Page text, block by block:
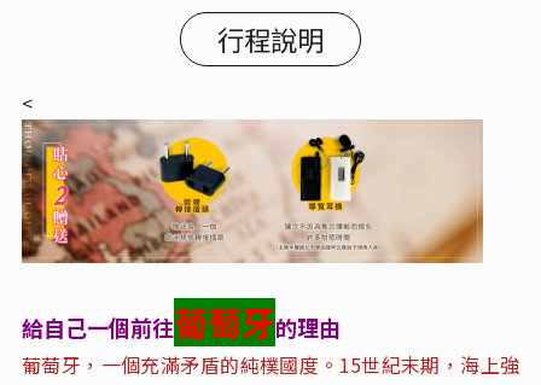
行程說明
<
給自己一個前往葡萄牙的理由
葡萄牙，一個充滿矛盾的純樸國度。15世紀末期，海上強